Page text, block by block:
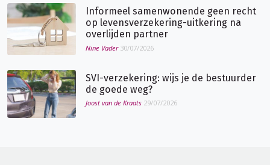
Informeel samenwonende geen recht
op levensverzekering-uitkering na
overlijden partner
Nine Vader 30/07/2026
SVI-verzekering: wijs je de bestuurder
de goede weg?
Joost van de Kraats 29/07/2026